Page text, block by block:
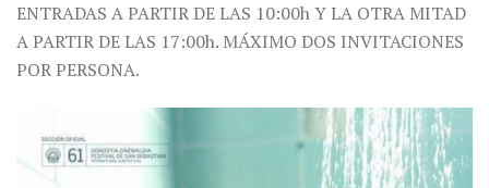
ENTRADAS A PARTIR DE LAS 10:00h Y LA OTRA MITAD
A PARTIR DE LAS 17:00h. MÁXIMO DOS INVITACIONES
POR PERSONA.